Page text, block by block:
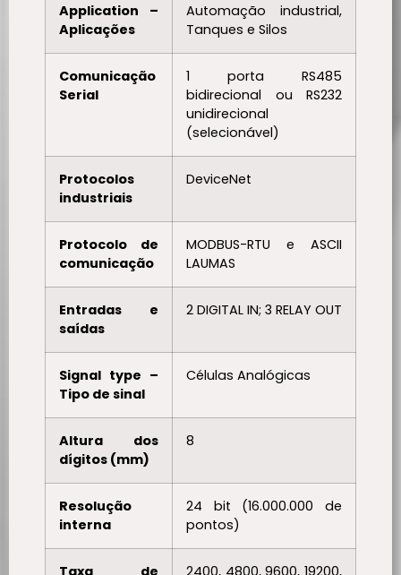
Application –
Aplicações
Automação industrial,
Tanques e Silos
Comunicação
Serial
1 porta RS485
bidirecional ou RS232
unidirecional
(selecionável)
Protocolos
industriais
DeviceNet
Protocolo de
comunicação
MODBUS-RTU e ASCII
LAUMAS
Entradas e
saídas
2 DIGITAL IN; 3 RELAY OUT
Signal type –
Tipo de sinal
Células Analógicas
Altura dos
dígitos (mm)
8
Resolução
interna
24 bit (16.000.000 de
pontos)
Taxa de 2400, 4800, 9600, 19200,